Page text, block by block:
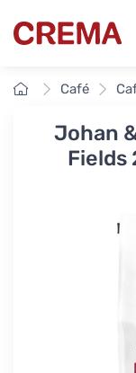
Crema
Accueil
Café
Johan
Fields